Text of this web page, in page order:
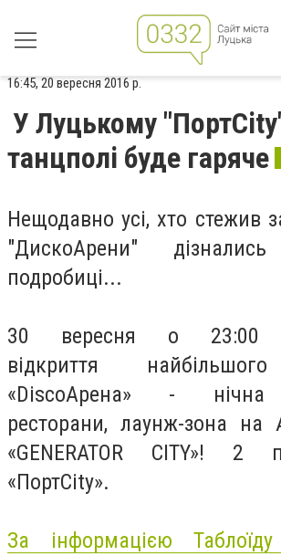
16:45, 20 вересня 2016 р.
У Луцькому
танцполі буде гаряче
Нещодавно усі, хто стежив
"ДискоАрени" дізнались
подробиці...
30 вересня о 23:00
відкриття
«DiscoАрена» - нічна
ресторани, лаунж-зона на
«GENERATOR CITY»! 2
«ПортСіty».
За інформацією